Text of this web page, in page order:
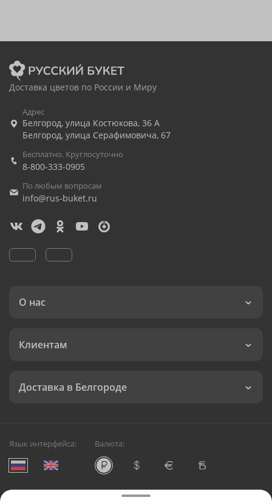
Доставка цветов по России и Миру
Адрес
Белгород, улица Костюкова, 36 А
Белгород, улица Серафимовича, 67
Бесплатно. Круглосуточно
8-800-333-0905
По любым вопросам
info@rus-buket.ru
О нас
Клиентам
Доставка в Белгороде
Язык интерфейса: Валюта:
Служба круглосуточной доставки цветов в Белгороде